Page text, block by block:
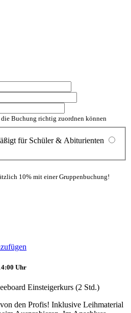
Buchung richtig zuordnen können
für Schüler & Abiturienten
10% mit einer Gruppenbuchung!
Uhr
Einsteigerkurs (2 Std.)
den Profis! Inklusive Leihmaterial